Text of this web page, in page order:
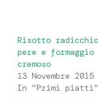
Risotto
pere e formaggio
cremoso
13 Novembre 2015
In "Primi piatti"